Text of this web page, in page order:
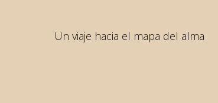
Un viaje hacia el mapa del alma